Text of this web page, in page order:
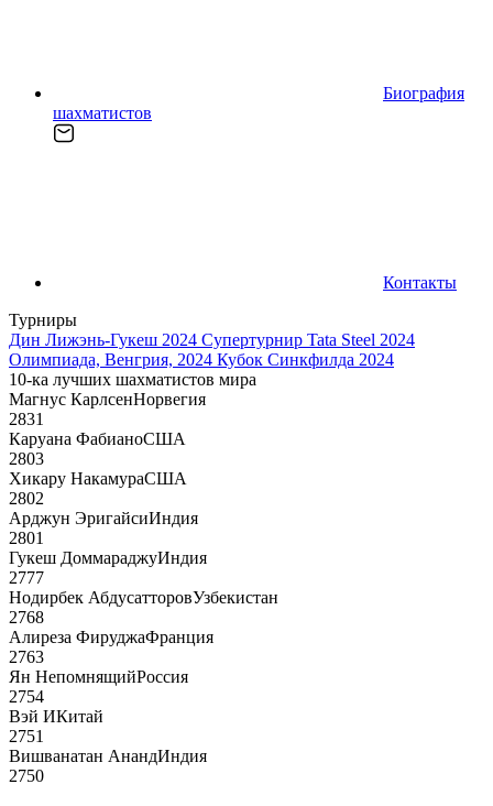
Биография
шахматистов
Контакты
Турниры
Дин Лижэнь-Гукеш 2024 Супертурнир Tata Steel 2024
Олимпиада, Венгрия, 2024 Кубок Синкфилда 2024
10-ка лучших шахматистов мира
Магнус КарлсенНорвегия
2831
Каруана ФабианоСША
2803
Хикару НакамураСША
2802
Арджун ЭригайсиИндия
2801
Гукеш ДоммараджуИндия
2777
Нодирбек АбдусатторовУзбекистан
2768
Алиреза ФируджаФранция
2763
Ян НепомнящийРоссия
2754
Вэй ИКитай
2751
Вишванатан АнандИндия
2750